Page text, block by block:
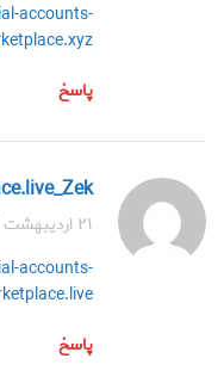
accounts-
پاسخ
۲۱ اردیبهشت ۱۴۰۴ در ۹:۰۱ ق.ظ
accounts-
پاسخ